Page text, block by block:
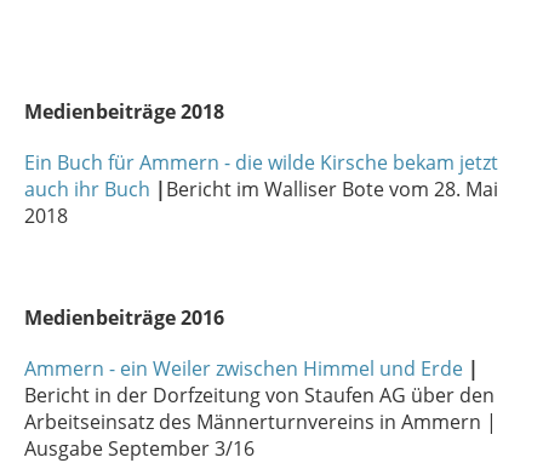
Medienbeiträge 2018
Ein Buch für Ammern - die wilde Kirsche bekam jetzt
auch ihr Buch |Bericht im Walliser Bote vom 28. Mai
2018
Medienbeiträge 2016
Ammern - ein Weilerzwischen Himmel und Erde |
Bericht in der Dorfzeitung von Staufen AG über den
Arbeitseinsatz des Männerturnvereins in Ammern |
Ausgabe September 3/16